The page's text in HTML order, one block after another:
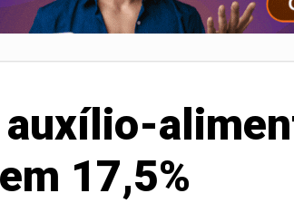
em 17,5%